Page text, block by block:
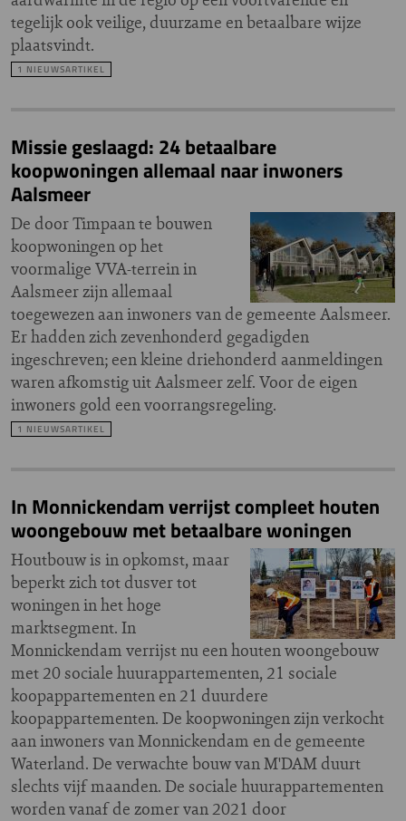
tegelijk ook veilige, duurzame en betaalbare wijze
plaatsvindt.
1 NIEUWSARTIKEL
Missie geslaagd: 24 betaalbare
koopwoningen allemaal naar inwoners
Aalsmeer
De door Timpaan te bouwen
koopwoningen op het
voormalige VVA-terrein in
Aalsmeer zijn allemaal
toegewezen aan inwoners van de gemeente Aalsmeer.
Er hadden zich zevenhonderd gegadigden
ingeschreven; een kleine driehonderd aanmeldingen
waren afkomstig uit Aalsmeer zelf. Voor de eigen
inwoners gold een voorrangsregeling.
1 NIEUWSARTIKEL
In Monnickendam verrijst compleet houten
woongebouw met betaalbare woningen
Houtbouw is in opkomst, maar
beperkt zich tot dusver tot
woningen in het hoge
marktsegment. In
Monnickendam verrijst nu een houten woongebouw
met 20 sociale huurappartementen, 21 sociale
koopappartementen en 21 duurdere
koopappartementen. De koopwoningen zijn verkocht
aan inwoners van Monnickendam en de gemeente
Waterland. De verwachte bouw van M'DAM duurt
slechts vijf maanden. De sociale huurappartementen
worden vanaf de zomer van 2021 door